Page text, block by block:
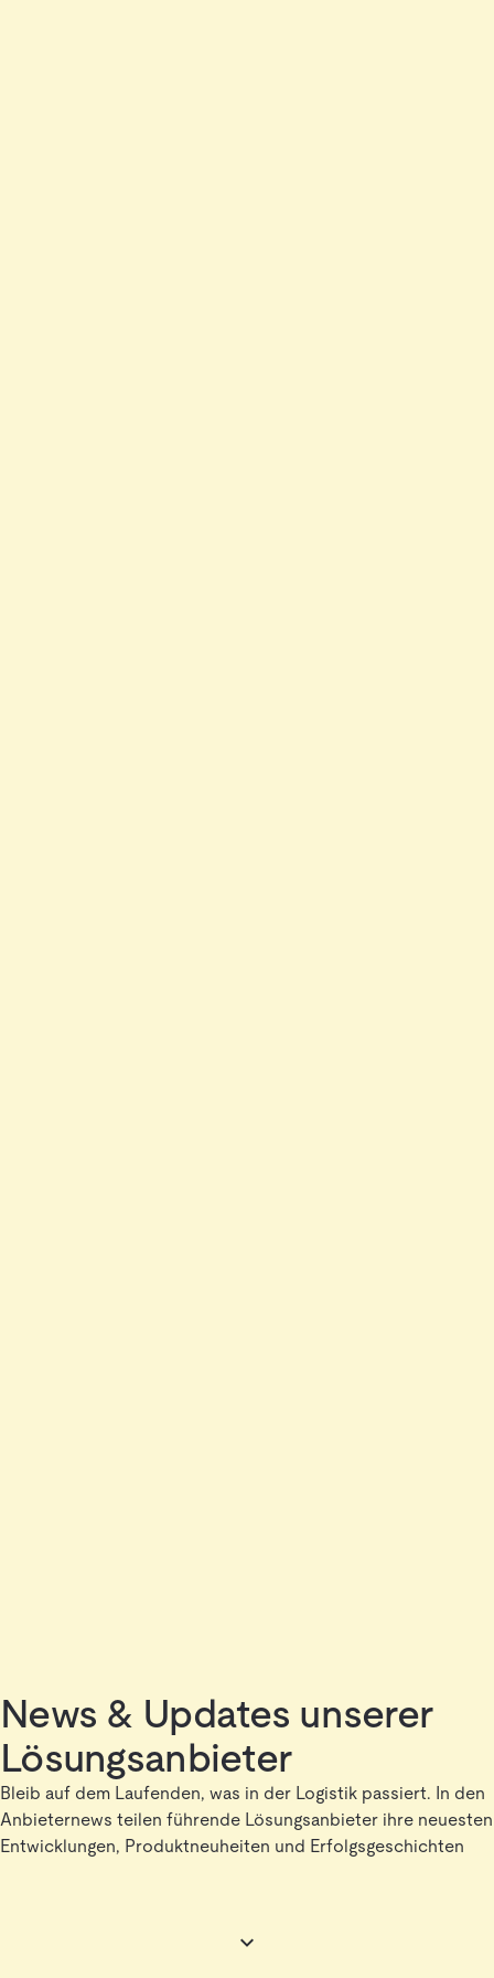
News & Updates unserer
Lösungsanbieter
Bleib auf dem Laufenden, was in der Logistik passiert. In den
Anbieternews teilen führende Lösungsanbieter ihre neuesten
Entwicklungen, Produktneuheiten und Erfolgsgeschichten